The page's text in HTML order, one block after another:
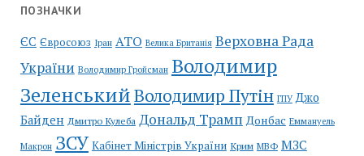
ПОЗНАЧКИ
ЄС Євросоюз Іран АТО Велика Британія Верховна Рада
України Володимир Гройсман Володимир
ЗеленськийВолодимир Путін ГПУ Джо
Байден Дмитро Кулеба Дональд Трамп Донбас Еммануель
Макрон ЗСУ Кабінет Міністрів України Крим МВФ МЗС